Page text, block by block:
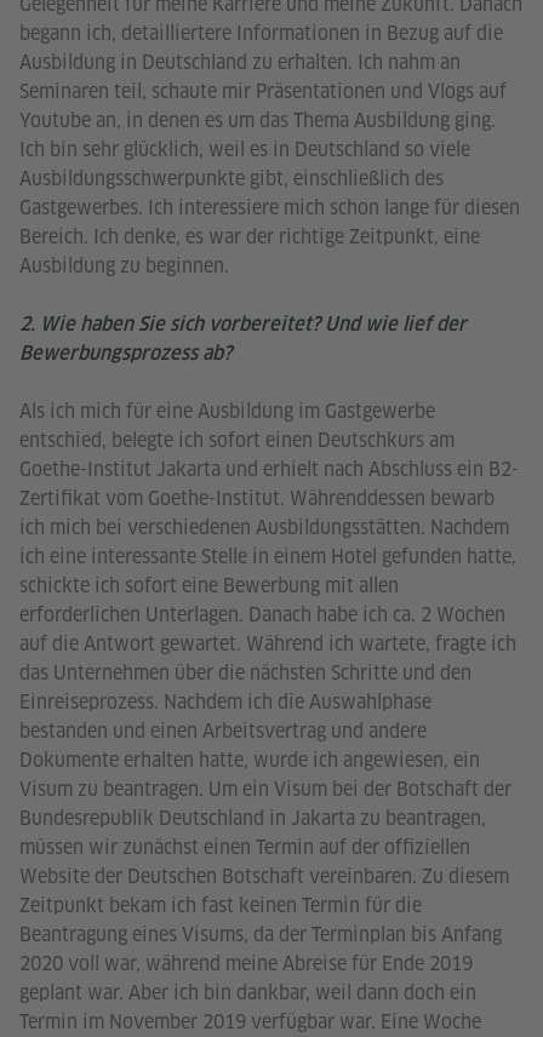
begann ich, detailliertere Informationen in Bezug auf die
Ausbildung in Deutschland zu erhalten. Ich nahm an
Seminaren teil, schaute mir Präsentationen und Vlogs auf
Youtube an, in denen es um das Thema Ausbildung ging.
Ich bin sehr glücklich, weil es in Deutschland so viele
Ausbildungsschwerpunkte gibt, einschließlich des
Gastgewerbes. Ich interessiere mich schon lange für diesen
Bereich. Ich denke, es war der richtige Zeitpunkt, eine
Ausbildung zu beginnen.
2. Wie haben Sie sich vorbereitet? Und wie lief der
Bewerbungsprozess ab?
Als ich mich für eine Ausbildung im Gastgewerbe
entschied, belegte ich sofort einen Deutschkurs am
Goethe-Institut Jakarta und erhielt nach Abschluss ein B2-
Zertifikat vom Goethe-Institut. Währenddessen bewarb
ich mich bei verschiedenen Ausbildungsstätten. Nachdem
ich eine interessante Stelle in einem Hotel gefunden hatte,
schickte ich sofort eine Bewerbung mit allen
erforderlichen Unterlagen. Danach habe ich ca. 2 Wochen
auf die Antwort gewartet. Während ich wartete, fragte ich
das Unternehmen über die nächsten Schritte und den
Einreiseprozess. Nachdem ich die Auswahlphase
bestanden und einen Arbeitsvertrag und andere
Dokumente erhalten hatte, wurde ich angewiesen, ein
Visum zu beantragen. Um ein Visum bei der Botschaft der
Bundesrepublik Deutschland in Jakarta zu beantragen,
müssen wir zunächst einen Termin auf der offiziellen
Website der Deutschen Botschaft vereinbaren. Zu diesem
Zeitpunkt bekam ich fast keinen Termin für die
Beantragung eines Visums, da der Terminplan bis Anfang
2020 voll war, während meine Abreise für Ende 2019
geplant war. Aber ich bin dankbar, weil dann doch ein
Termin im November 2019 verfügbar war. Eine Woche